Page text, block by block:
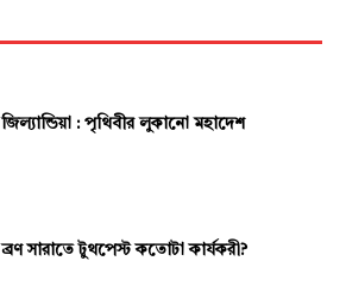
জিল্যান্ডিয়া : পৃথিবীর লুকানো মহাদেশ
ব্রণ সারাতে টুথপেস্ট কতোটা কার্যকরী?